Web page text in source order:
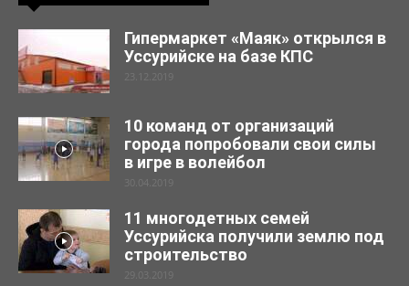
Гипермаркет «Маяк» открылся в
Уссурийске на базе КПС
23.12.2019
10 команд от организаций
города попробовали свои силы
в игре в волейбол
30.04.2019
11 многодетных семей
Уссурийска получили землю под
строительство
29.03.2019